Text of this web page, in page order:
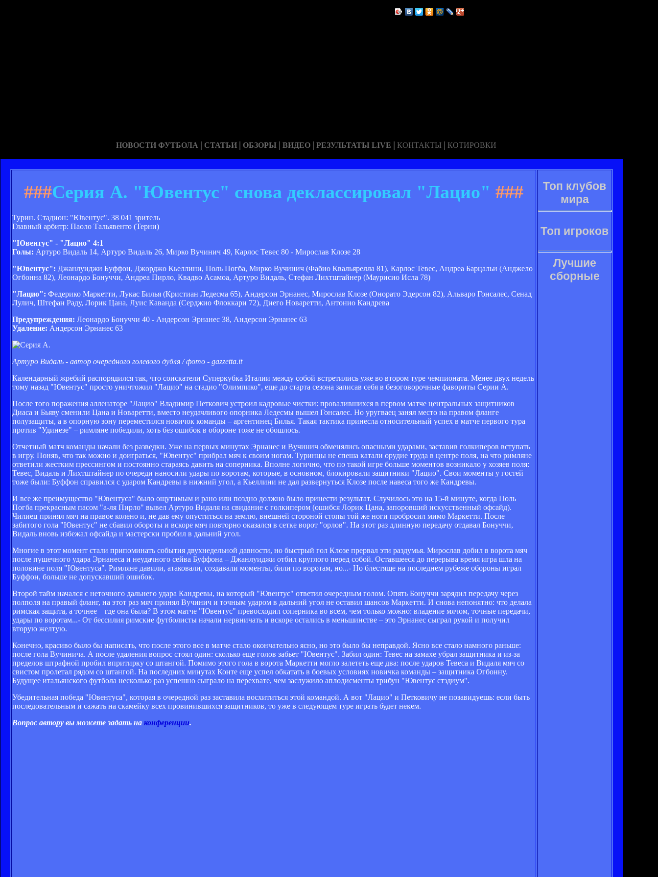
НОВОСТИ ФУТБОЛА | СТАТЬИ | ОБЗОРЫ | ВИДЕО | РЕЗУЛЬТАТЫ LIVE | КОНТАКТЫ | КОТИРОВКИ
###Серия А. "Ювентус" снова деклассировал "Лацио" ###
Турин. Стадион: "Ювентус". 38 041 зритель
Главный арбитр: Паоло Тальявенто (Терни)
"Ювентус" - "Лацио" 4:1
Голы: Артуро Видаль 14, Артуро Видаль 26, Мирко Вучинич 49, Карлос Тевес 80 - Мирослав Клозе 28
"Ювентус": Джанлуиджи Буффон, Джорджо Кьеллини, Поль Погба, Мирко Вучинич (Фабио Квальярелла 81), Карлос Тевес, Андреа Барцальи (Анджело
Огбонна 82), Леонардо Бонуччи, Андреа Пирло, Квадво Асамоа, Артуро Видаль, Стефан Лихтштайнер (Маурисио Исла 78)
"Лацио": Федерико Маркетти, Лукас Билья (Кристиан Ледесма 65), Андерсон Эрнанес, Мирослав Клозе (Онорато Эдерсон 82), Альваро Гонсалес, Сенад
Лулич, Штефан Раду, Лорик Цана, Луис Каванда (Серджио Флоккари 72), Диего Новаретти, Антонио Кандрева
Предупреждения: Леонардо Бонуччи 40 - Андерсон Эрнанес 38, Андерсон Эрнанес 63
Удаление: Андерсон Эрнанес 63
Артуро Видаль - автор очередного голевого дубля / фото - gazzetta.it
Календарный жребий распорядился так, что соискатели Суперкубка Италии между собой встретились уже во втором туре чемпионата. Менее двух недель
тому назад "Ювентус" просто уничтожил "Лацио" на стадио "Олимпико", еще до старта сезона записав себя в безоговорочные фавориты Серии А.
После того поражения алленаторе "Лацио" Владимир Петкович устроил кадровые чистки: провалившихся в первом матче центральных защитников
Диаса и Бьяву сменили Цана и Новаретти, вместо неудачливого опорника Ледесмы вышел Гонсалес. Но уругваец занял место на правом фланге
полузащиты, а в опорную зону переместился новичок команды – аргентинец Билья. Такая тактика принесла относительный успех в матче первого тура
против "Удинезе" – римляне победили, хоть без ошибок в обороне тоже не обошлось.
Отчетный матч команды начали без разведки. Уже на первых минутах Эрнанес и Вучинич обменялись опасными ударами, заставив голкиперов вступать
в игру. Поняв, что так можно и доиграться, "Ювентус" прибрал мяч к своим ногам. Туринцы не спеша катали орудие труда в центре поля, на что римляне
ответили жестким прессингом и постоянно стараясь давить на соперника. Вполне логично, что по такой игре больше моментов возникало у хозяев поля:
Тевес, Видаль и Лихтштайнер по очереди наносили удары по воротам, которые, в основном, блокировали защитники "Лацио". Свои моменты у гостей
тоже были: Буффон справился с ударом Кандревы в нижний угол, а Кьеллини не дал развернуться Клозе после навеса того же Кандревы.
И все же преимущество "Ювентуса" было ощутимым и рано или поздно должно было принести результат. Случилось это на 15-й минуте, когда Поль
Погба прекрасным пасом "а-ля Пирло" вывел Артуро Видаля на свидание с голкипером (ошибся Лорик Цана, запоровший искусственный офсайд).
Чилиец принял мяч на правое колено и, не дав ему опуститься на землю, внешней стороной стопы той же ноги пробросил мимо Маркетти. После
забитого гола "Ювентус" не сбавил обороты и вскоре мяч повторно оказался в сетке ворот "орлов". На этот раз длинную передачу отдавал Бонуччи,
Видаль вновь избежал офсайда и мастерски пробил в дальний угол.
Многие в этот момент стали припоминать события двухнедельной давности, но быстрый гол Клозе прервал эти раздумья. Мирослав добил в ворота мяч
после пушечного удара Эрнанеса и неудачного сейва Буффона – Джанлуиджи отбил круглого перед собой. Оставшееся до перерыва время игра шла на
половине поля "Ювентуса". Римляне давили, атаковали, создавали моменты, били по воротам, но...- Но блестяще на последнем рубеже обороны играл
Буффон, больше не допускавший ошибок.
Второй тайм начался с неточного дальнего удара Кандревы, на который "Ювентус" ответил очередным голом. Опять Бонуччи зарядил передачу через
полполя на правый фланг, на этот раз мяч принял Вучинич и точным ударом в дальний угол не оставил шансов Маркетти. И снова непонятно: что делала
римская защита, а точнее – где она была? В этом матче "Ювентус" превосходил соперника во всем, чем только можно: владение мячом, точные передачи,
удары по воротам...- От бессилия римские футболисты начали нервничать и вскоре остались в меньшинстве – это Эрнанес сыграл рукой и получил
вторую желтую.
Конечно, красиво было бы написать, что после этого все в матче стало окончательно ясно, но это было бы неправдой. Ясно все стало намного раньше:
после гола Вучинича. А после удаления вопрос стоял один: сколько еще голов забьет "Ювентус". Забил один: Тевес на замахе убрал защитника и из-за
пределов штрафной пробил впритирку со штангой. Помимо этого гола в ворота Маркетти могло залететь еще два: после ударов Тевеса и Видаля мяч со
свистом пролетал рядом со штангой. На последних минутах Конте еще успел обкатать в боевых условиях новичка команды – защитника Огбонну.
Будущее итальянского футбола несколько раз успешно сыграло на перехвате, чем заслужило аплодисменты трибун "Ювентус стэдиум".
Убедительная победа "Ювентуса", которая в очередной раз заставила восхититься этой командой. А вот "Лацио" и Петковичу не позавидуешь: если быть
последовательным и сажать на скамейку всех провинившихся защитников, то уже в следующем туре играть будет некем.
Вопрос автору вы можете задать на конференции.
Топ клубов
мира
Топ игроков
Лучшие
сборные